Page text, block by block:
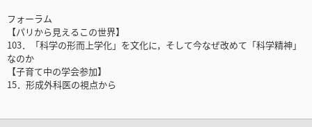
フォーラム
【パリから見えるこの世界】
103．「科学の形而上学化」を文化に，そして今なぜ改めて「科学精神」
なのか
【子育て中の学会参加】
15．形成外科医の視点から